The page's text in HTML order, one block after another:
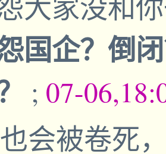
国企？倒
; 07-
也会被卷死